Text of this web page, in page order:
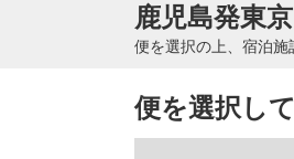
鹿児島発東
便を選択の上、宿泊
便を選択し